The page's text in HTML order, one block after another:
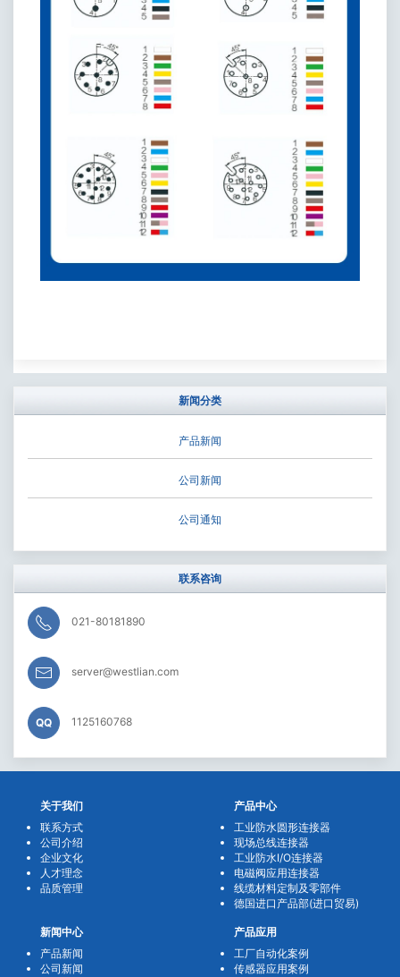
新闻分类
产品新闻
公司新闻
公司通知
联系咨询
021-80181890
server@westlian.com
QQ 1125160768
关于我们
联系方式
公司介绍
企业文化
人才理念
品质管理
产品中心
工业防水圆形连接器
现场总线连接器
工业防水I/O连接器
电磁阀应用连接器
线缆材料定制及零部件
德国进口产品部(进口贸易)
新闻中心
产品新闻
公司新闻
产品应用
工厂自动化案例
传感器应用案例